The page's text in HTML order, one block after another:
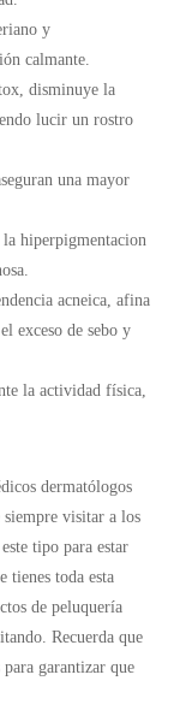
y
calmante.
disminuye la
lucir un rostro
una mayor
hiperpigmentacion
acneica, afina
exceso de sebo y
la actividad física,
dermatólogos
siempre visitar a los
tipo para estar
tienes toda esta
de peluquería
Recuerda que
garantizar que